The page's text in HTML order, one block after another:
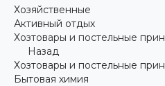
Хозяйственные
Активный отдых
Хозтовары и постельные
Назад
Хозтовары и постельные
Бытовая химия